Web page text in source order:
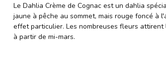
Le Dahlia Crème de Cognac est un dahlia
jaune à pêche au sommet, mais rouge foncé à
effet particulier. Les nombreuses fleurs
à partir de mi-mars.